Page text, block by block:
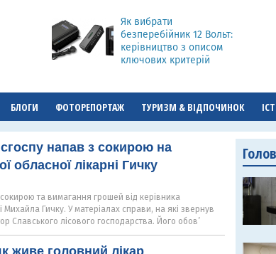
Як вибрати
безперебійник 12 Вольт:
керівництво з описом
ключових критерій
БЛОГИ ФОТОРЕПОРТАЖ ТУРИЗМ & ВІДПОЧИНОК
напав з сокирою на
обласної лікарні Гичку
та вимагання грошей від керівника
Михайла Гичку. У матеріалах справи, на які звернув
Славського лісового господарства. Його обов’